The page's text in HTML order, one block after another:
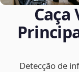
Caça
Detecção de